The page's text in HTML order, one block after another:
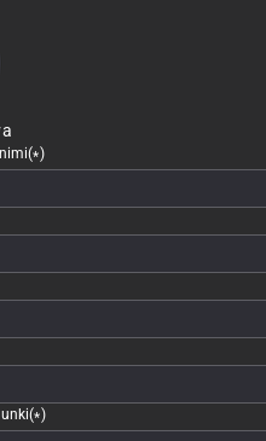
(*)
(*)